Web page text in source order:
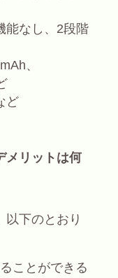
能なし、2段階
、
ど
メリットは何
以下のとおり
ことができる